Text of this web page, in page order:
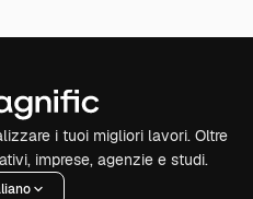
i tuoi migliori lavori. Oltre
imprese, agenzie e studi.